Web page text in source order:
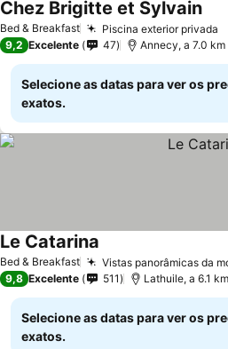
Bed & Breakfast Piscina exterior privada
Chez Brigitte et Sylvain
9,2 Excelente 47 Annecy, a 7.0
Selecione as datas para ver os
exatos.
Bed & Breakfast Vistas panorâmicas da
Le Catarina
9,8 Excelente 511 Lathuile, a 6.1
Selecione as datas para ver os
exatos.